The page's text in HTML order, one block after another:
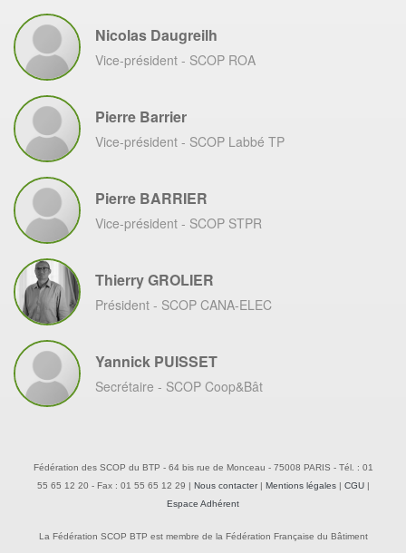
Nicolas Daugreilh
Vice-président - SCOP ROA
Pierre Barrier
Vice-président - SCOP Labbé TP
Pierre BARRIER
Vice-président - SCOP STPR
Thierry GROLIER
Président - SCOP CANA-ELEC
Yannick PUISSET
Secrétaire - SCOP Coop&Bât
Fédération des SCOP du BTP - 64 bis rue de Monceau - 75008 PARIS - Tél. : 01
55 65 12 20 - Fax : 01 55 65 12 29 | Nous contacter| Mentions légales| CGU|
Espace Adhérent
La Fédération SCOP BTP est membre de la Fédération Française du Bâtiment